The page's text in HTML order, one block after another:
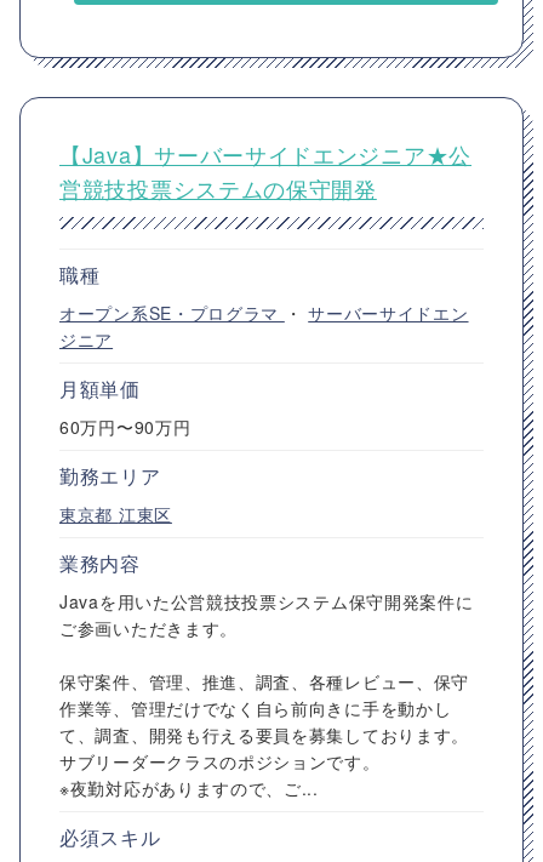
【Java】サーバーサイドエンジニア★公
営競技投票システムの保守開発
職種
オープン系SE・プログラマ ・サーバーサイドエン
ジニア
月額単価
60万円〜90万円
勤務エリア
東京都 江東区
業務内容
Javaを用いた公営競技投票システム保守開発案件に
ご参画いただきます。
保守案件、管理、推進、調査、各種レビュー、保守
作業等、管理だけでなく自ら前向きに手を動かし
て、調査、開発も行える要員を募集しております。
サブリーダークラスのポジションです。
※夜勤対応がありますので、ご...
必須スキル